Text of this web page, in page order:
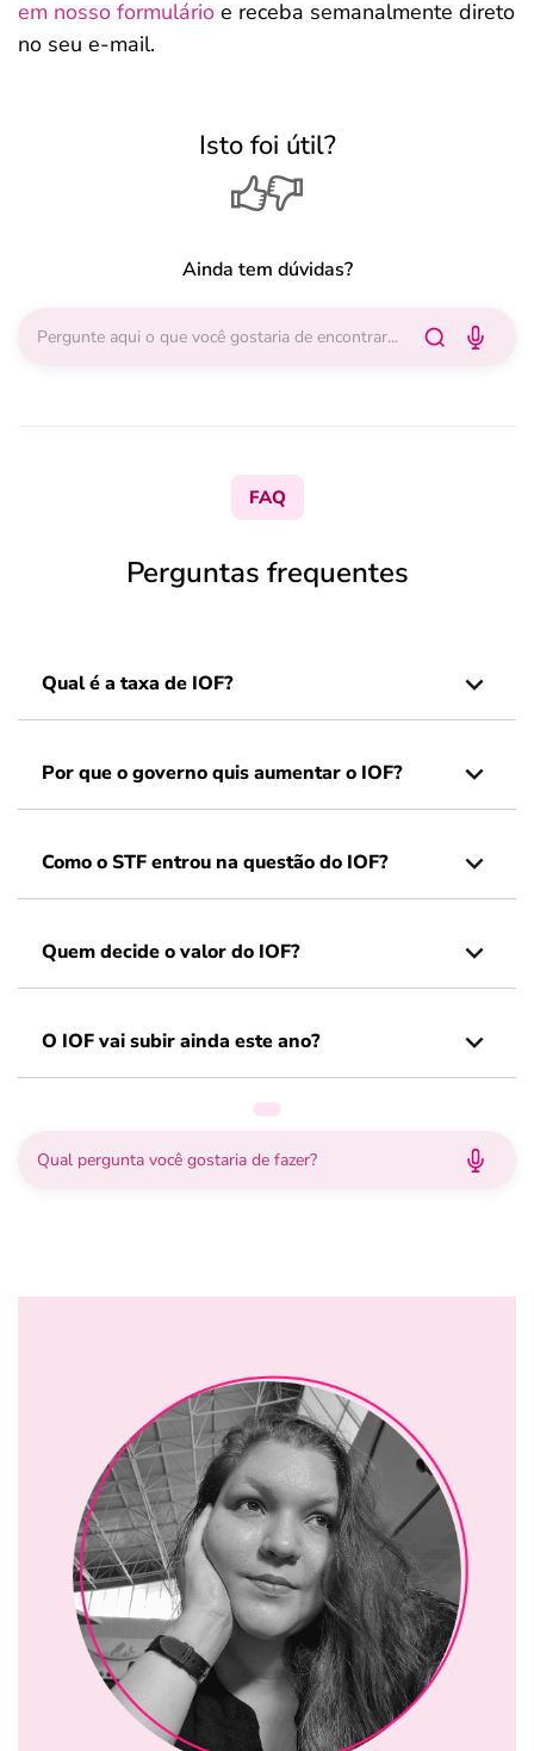
em nosso formulário e receba semanalmente direto
no seu e-mail.
Isto foi útil?
Ainda tem dúvidas?
FAQ
Perguntas frequentes
Qual é a taxa de IOF?
Por que o governo quis aumentar o IOF?
Como o STF entrou na questão do IOF?
Quem decide o valor do IOF?
O IOF vai subir ainda este ano?